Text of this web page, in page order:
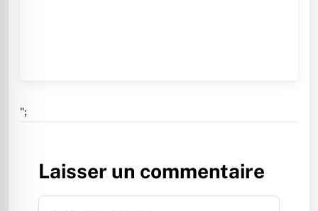
";
Laisser un commentaire
Commentaire